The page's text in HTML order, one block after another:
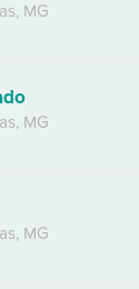
, MG
, MG
, MG